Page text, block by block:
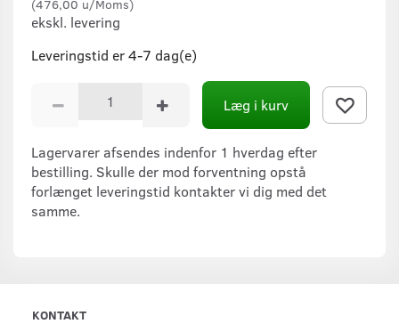
ekskl. levering
Leveringstid er 4-7 dag(e)
Læg i kurv
Lagervarer afsendes indenfor 1 hverdag efter
bestilling. Skulle der mod forventning opstå
forlænget leveringstid kontakter vi dig med det
samme.
KONTAKT